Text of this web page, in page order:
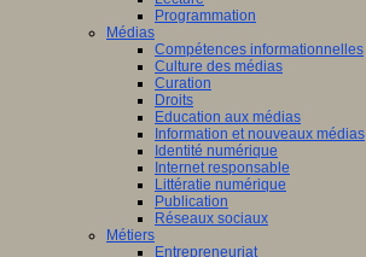
Programmation
Médias
Compétences informationnelles
Culture des médias
Curation
Droits
Education aux médias
Information et nouveaux médias
Identité numérique
Internet responsable
Littératie numérique
Publication
Réseaux sociaux
Métiers
Entrepreneuriat